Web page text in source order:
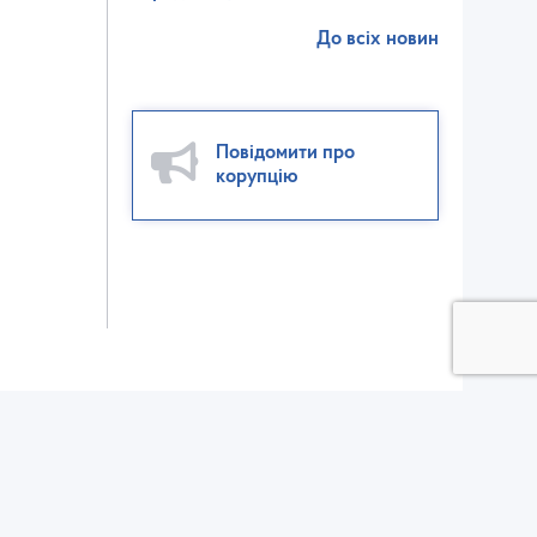
До всіх новин
Повідомити про
корупцію